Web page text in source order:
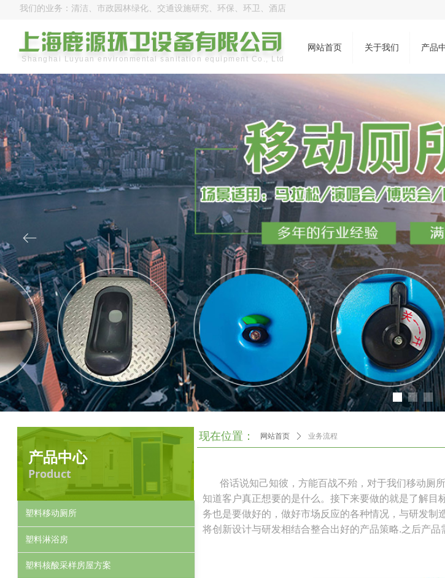
我们的业务：清洁、市政园林绿化、交通设施研究、环保、环卫、酒店
网站首页 关于我们 产品
Shanghai Luyuan environmental sanitation equipment Co., Ltd
ꂃ
现在位置： 网站首页 ꄲ 业务流程
俗话说知己知彼，方能百战不殆，对于我们移动厕所
知道客户真正想要的是什么。接下来要做的就是了解
务也是要做好的，做好市场反应的各种情况，与研发制
将创新设计与研发相结合整合出好的产品策略.之后产
塑料移动厕所
塑料淋浴房
塑料核酸采样房屋方案
产品中心
Product